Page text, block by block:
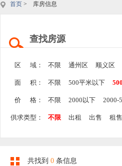
首页 > 库房信息
查找房源
区 域： 不限 通州区 顺义区
面 积： 不限 500平米以下
价 格： 不限 2000以下 2000-
供求类型： 不限 出租 出售 租售
共找到 0 条信息